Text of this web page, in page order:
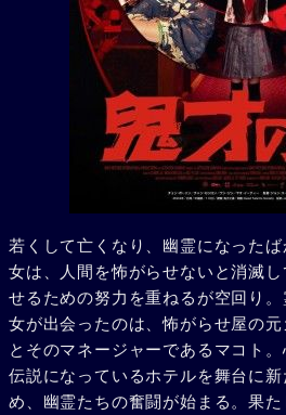
若くして亡くなり、幽霊になった
女は、人間を怖がらせないと消滅
せるための努力を重ねるが空回り
女が出会ったのは、怖がらせ屋の
とそのマネージャーであるマコト
伝説になっているホテルを舞台に
め、幽霊たちの奮闘が始まる。果た